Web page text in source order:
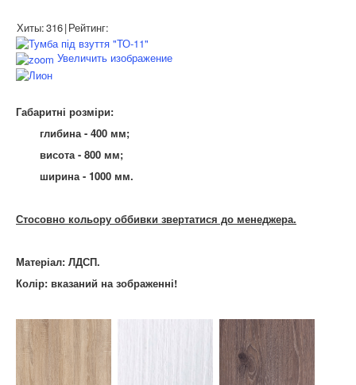
Хиты:316|Рейтинг:
Увеличить изображение
Габаритні розміри:
глибина - 400 мм;
висота - 800 мм;
ширина - 1000 мм.
Стосовно кольору оббивки звертатися до менеджера.
Матеріал: ЛДСП.
Колір: вказаний на зображенні!